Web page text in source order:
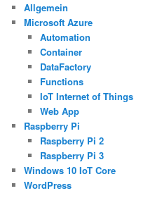
Allgemein
Microsoft Azure
Automation
Container
DataFactory
Functions
IoT Internet of Things
Web App
Raspberry Pi
Raspberry Pi 2
Raspberry Pi 3
Windows 10 IoT Core
WordPress